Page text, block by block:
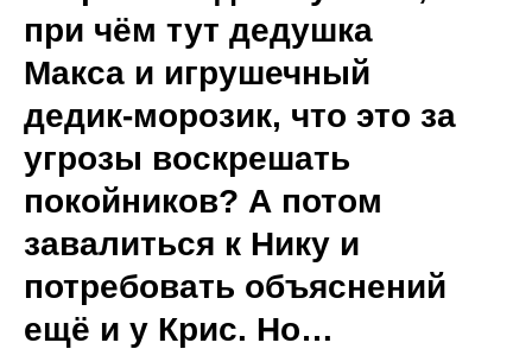
при чём тут дедушка
Макса и игрушечный
дедик-морозик, что это за
угрозы воскрешать
покойников? А потом
завалиться к Нику и
потребовать объяснений
ещё и у Крис. Но…